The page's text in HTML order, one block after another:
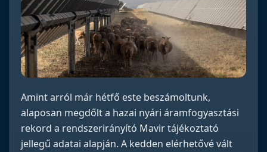
Amint arról már hétfő este beszámoltunk,
alaposan megdőlt a hazai nyári áramfogyasztási
rekord a rendszerirányító Mavir tájékoztató
jellegű adatai alapján. A kedden elérhetővé vált